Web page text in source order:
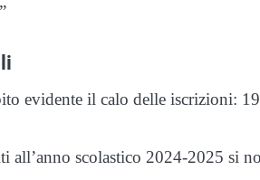
evidente il calo delle iscrizioni:
all’anno scolastico 2024-2025 si